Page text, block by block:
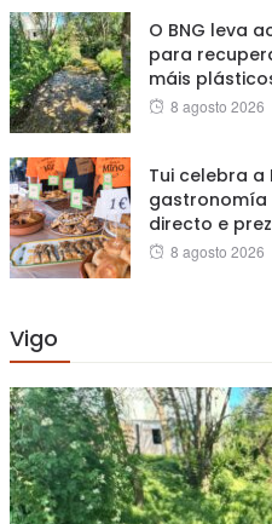
O BNG leva
para
máis
Posted
8 agosto 2026
Tui celebra a
gastronomía
directo e
Posted
8 agosto 2026
Vigo